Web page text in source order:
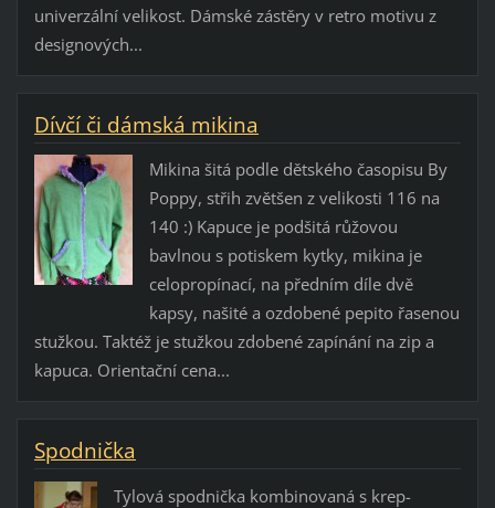
univerzální velikost. Dámské zástěry v retro motivu z
designových...
Dívčí či dámská mikina
Mikina šitá podle dětského časopisu By
Poppy, střih zvětšen z velikosti 116 na
140 :) Kapuce je podšitá růžovou
bavlnou s potiskem kytky, mikina je
celopropínací, na předním díle dvě
kapsy, našité a ozdobené pepito řasenou
stužkou. Taktéž je stužkou zdobené zapínání na zip a
kapuca. Orientační cena...
Spodnička
Tylová spodnička kombinovaná s krep-